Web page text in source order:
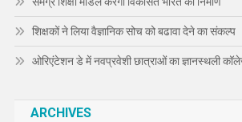
शिक्षकों ने लिया वैज्ञानिक सोच को बढावा देने का संकल्प
ओरिएंटेशन डे में नवप्रवेशी छात्राओं का ज्ञानस्थली
ARCHIVES